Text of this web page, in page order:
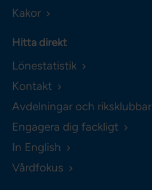
Kakor
Hitta direkt
Lönestatistik
Kontakt
Avdelningar och riksklubbar
Engagera dig fackligt
In English
Vårdfokus